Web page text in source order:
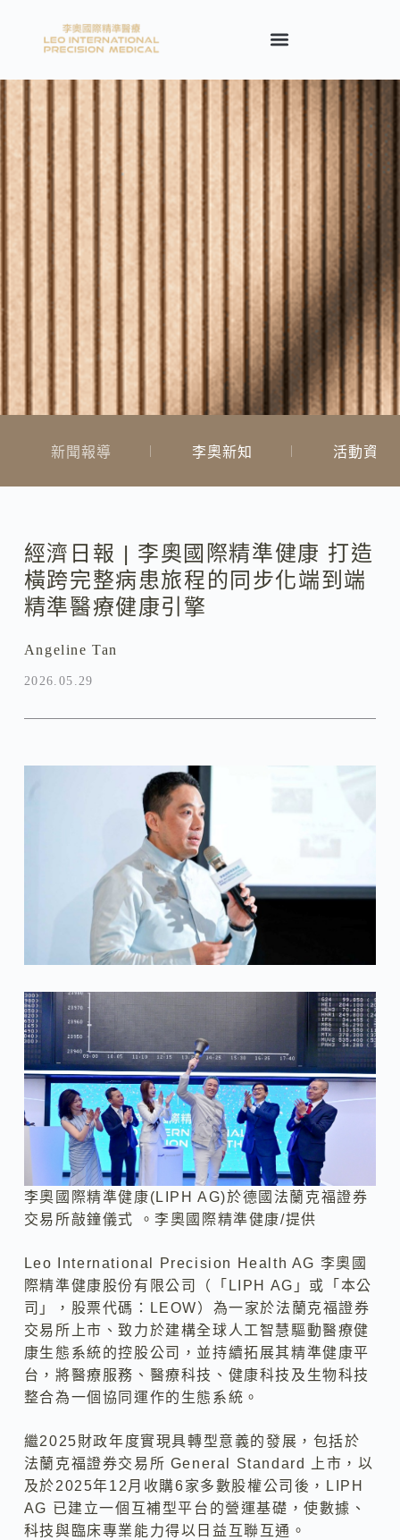
新聞報導 李奧新知 活動資訊
經濟日報 | 李奧國際精準健康 打造
橫跨完整病患旅程的同步化端到端
精準醫療健康引擎
Angeline Tan
2026.05.29
李奧國際精準健康(LIPH AG)於德國法蘭克福證券
交易所敲鐘儀式 。李奧國際精準健康/提供
Leo International Precision Health AG 李奧國
際精準健康股份有限公司（「LIPH AG」或「本公
司」，股票代碼：LEOW）為一家於法蘭克福證券
交易所上市、致力於建構全球人工智慧驅動醫療健
康生態系統的控股公司，並持續拓展其精準健康平
台，將醫療服務、醫療科技、健康科技及生物科技
整合為一個協同運作的生態系統。
繼2025財政年度實現具轉型意義的發展，包括於
法蘭克福證券交易所 General Standard 上市，以
及於2025年12月收購6家多數股權公司後，LIPH
AG 已建立一個互補型平台的營運基礎，使數據、
科技與臨床專業能力得以日益互聯互通。